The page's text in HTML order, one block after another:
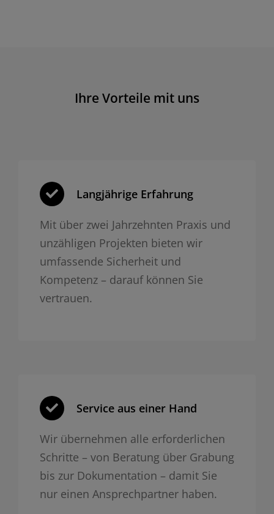
Ihre Vorteile mit uns
Langjährige Erfahrung
Mit über zwei Jahrzehnten Praxis und
unzähligen Projekten bieten wir
umfassende Sicherheit und
Kompetenz – darauf können Sie
vertrauen.
Service aus einer Hand
Wir übernehmen alle erforderlichen
Schritte – von Beratung über Grabung
bis zur Dokumentation – damit Sie
nur einen Ansprechpartner haben.